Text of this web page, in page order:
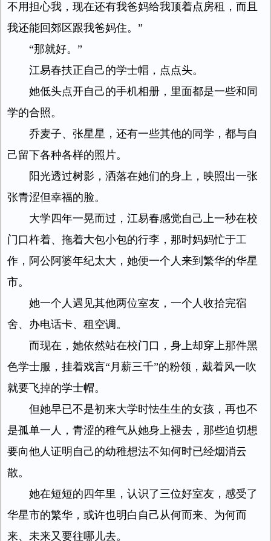
不用担心我，现在还有我爸妈给我顶着点房租，而且
我还能回郊区跟我爸妈住。”
“那就好。”
江易春扶正自己的学士帽，点点头。
她低头点开自己的手机相册，里面都是一些和同
学的合照。
乔麦子、张星星，还有一些其他的同学，都与自
己留下各种各样的照片。
阳光透过树影，洒落在她们的身上，映照出一张
张青涩但幸福的脸。
大学四年一晃而过，江易春感觉自己上一秒在校
门口杵着、拖着大包小包的行李，那时妈妈忙于工
作，阿公阿婆年纪太大，她便一个人来到繁华的华星
市。
她一个人遇见其他两位室友，一个人收拾完宿
舍、办电话卡、租空调。
而现在，她依然站在校门口，身上却穿上那件黑
色学士服，挂着戏言“月薪三千”的粉领，戴着风一吹
就要飞掉的学士帽。
但她早已不是初来大学时怯生生的女孩，再也不
是孤单一人，青涩的稚气从她身上褪去，那些迫切想
要向他人证明自己的幼稚想法不知何时已经烟消云
散。
她在短短的四年里，认识了三位好室友，感受了
华星市的繁华，或许也明白自己从何而来、为何而
来、未来又要往哪儿去。